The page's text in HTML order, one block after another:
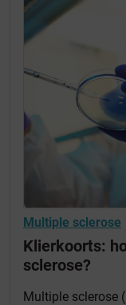
Multiple sclerose
Klierkoorts:
sclerose?
Multiple sclerose